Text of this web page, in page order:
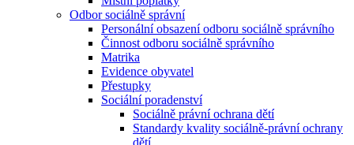
Odbor sociálně správní
Personální obsazení odboru sociálně správního
Činnost odboru sociálně správního
Matrika
Evidence obyvatel
Přestupky
Sociální poradenství
Sociálně právní ochrana dětí
Standardy kvality sociálně-právní ochrany
dětí